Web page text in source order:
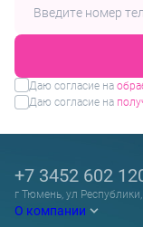
Даю согласие на
Даю согласие на
О компании
+7 3452 602
г Тюмень, ул